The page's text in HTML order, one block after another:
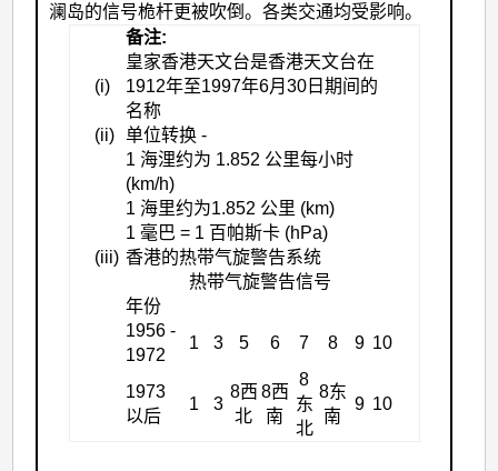
澜岛的信号桅杆更被吹倒。各类交通均受影响。
备注:
(i)
皇家香港天文台是香港天文台在
1912年至1997年6月30日期间的
名称
(ii)
单位转换 -
1 海浬约为 1.852 公里每小时
(km/h)
1 海里约为1.852 公里 (km)
1 毫巴 = 1 百帕斯卡 (hPa)
(iii) 香港的热带气旋警告系统
热带气旋警告信号
年份
1956 -
1972
1 3 5 6 7 8 9 10
1973
以后
1 3
8西
北
8西
南
8
东
北
8东
南
9 10